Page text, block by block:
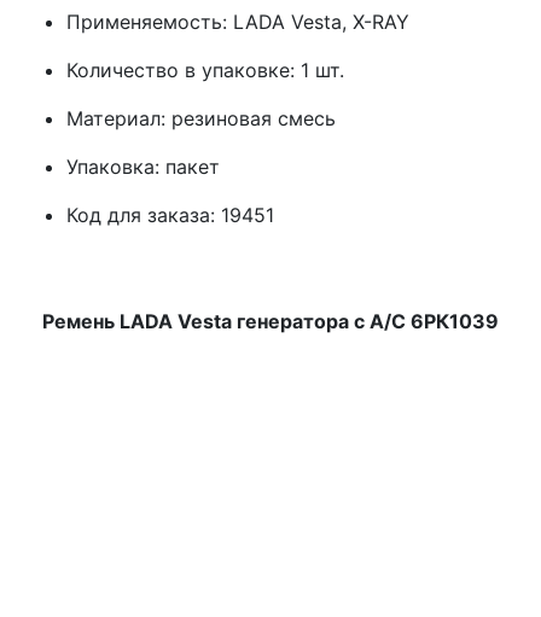
Применяемость: LADA Vesta, Х-RAY
Количество в упаковке: 1 шт.
Материал: резиновая смесь
Упаковка: пакет
Код для заказа: 19451
Ремень LADA Vesta генератора с А/С 6РК1039